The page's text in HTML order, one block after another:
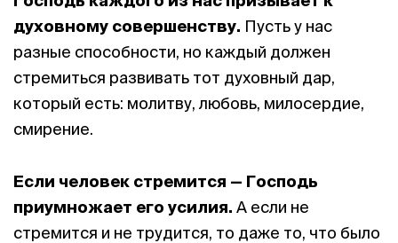
духовному совершенству. Пусть у нас
разные способности, но каждый должен
стремиться развивать тот духовный дар,
который есть: молитву, любовь, милосердие,
смирение.
Если человек стремится — Господь
приумножает его усилия. А если не
стремится и не трудится, то даже то, что было